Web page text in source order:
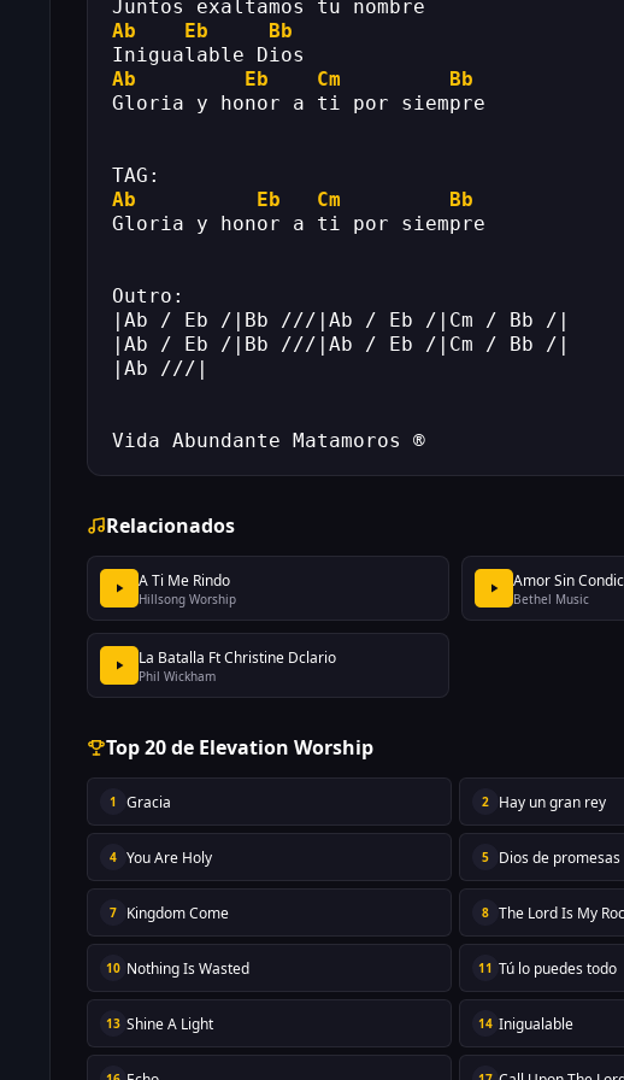
Juntos exaltamos tu nombre
Ab
Eb
Bb
Inigualable Dios
Ab
Eb Cm
Bb
Gloria y honor a ti por siempre
TAG:
Ab
Eb Cm
Bb
Gloria y honor a ti por siempre
Outro:
|Ab / Eb /|Bb ///|Ab / Eb /|Cm / Bb /|
|Ab / Eb /|Bb ///|Ab / Eb /|Cm / Bb /|
|Ab ///|
Vida Abundante Matamoros ®
Relacionados
A Ti Me Rindo
Hillsong Worship
Amor Sin
Bethel Music
La Batalla Ft Christine Dclario
Phil Wickham
Top 20 de Elevation Worship
1 Gracia 2 Hay un gran rey
4 You Are Holy 5 Dios de promesas
7 Kingdom Come 8 The Lord Is My
10 Nothing Is Wasted 11 Tú lo puedes todo
13 Shine A Light 14 Inigualable